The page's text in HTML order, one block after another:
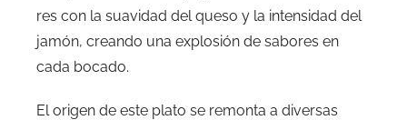
res con la suavidad del queso y la intensidad del
jamón, creando una explosión de sabores en
cada bocado.
El origen de este plato se remonta a diversas